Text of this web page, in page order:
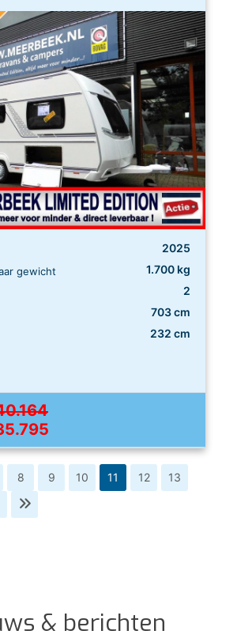
2025
gewicht 1.700 kg
2
703 cm
232 cm
8 9 10 11 12
13
& berichten